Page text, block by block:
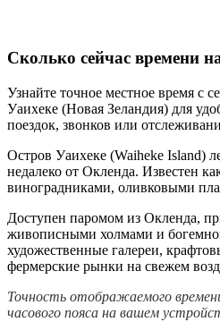
Сколько сейчас времени
Узнайте точное местное время с
Уаихеке (Новая Зеландия) для
поездок, звонков или
Остров Уаихеке (Waiheke Island)
недалеко от Окленда. Известен
виноградниками, оливковыми
Доступен паромом из Окленда,
живописными холмами и
художественные галереи,
фермерские рынки на свежем
Точность отображаемого
часового пояса на вашем